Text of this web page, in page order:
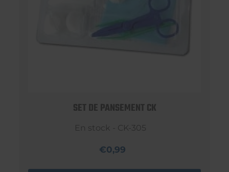
SET DE PANSEMENT CK
En stock - CK-305
€0,99